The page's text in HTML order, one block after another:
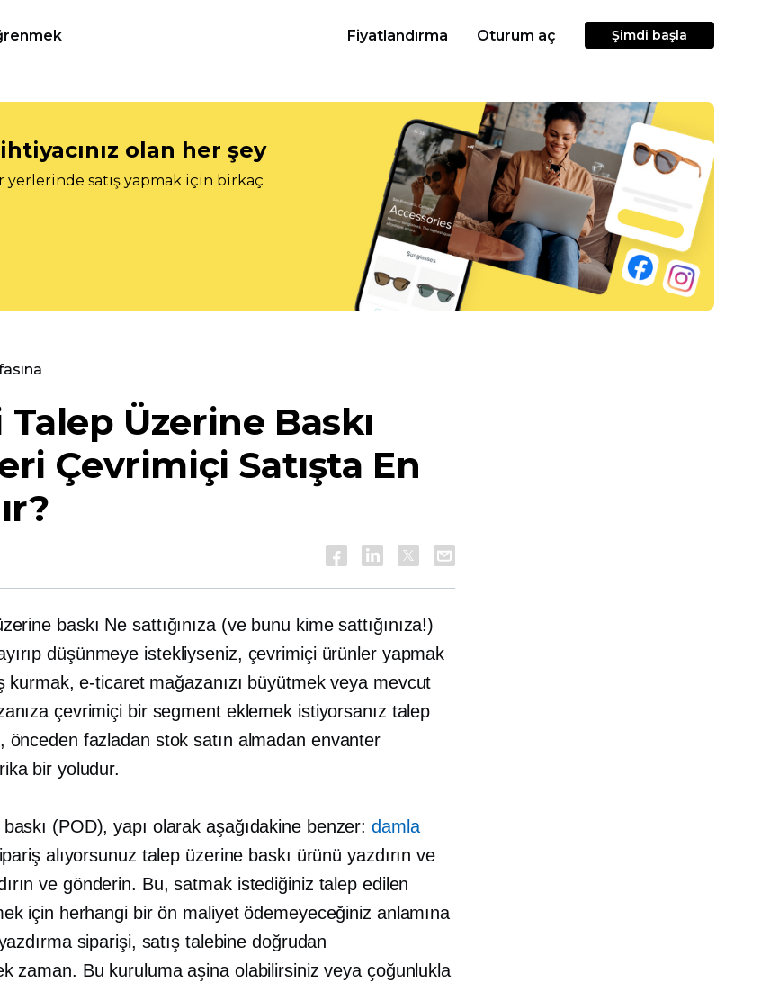
Fiyatlandırma Oturum aç Şimdi başla
olan her şey
yerlerinde satış yapmak için birkaç
Üzerine Baskı
Çevrimiçi Satışta En
baskı Ne sattığınıza (ve bunu kime sattığınıza!)
düşünmeye istekliyseniz, çevrimiçi ürünler yapmak
kurmak, e-ticaret mağazanızı büyütmek veya mevcut
çevrimiçi bir segment eklemek istiyorsanız talep
önceden fazladan stok satın almadan envanter
bir yoludur.
(POD), yapı olarak aşağıdakine benzer:damla
alıyorsunuz talep üzerine baskı ürünü yazdırın ve
ve gönderin. Bu, satmak istediğiniz talep edilen
için herhangi bir ön maliyet ödemeyeceğiniz anlamına
siparişi, satış talebine doğrudan
zaman. Bu kuruluma aşina olabilirsiniz veya çoğunlukla